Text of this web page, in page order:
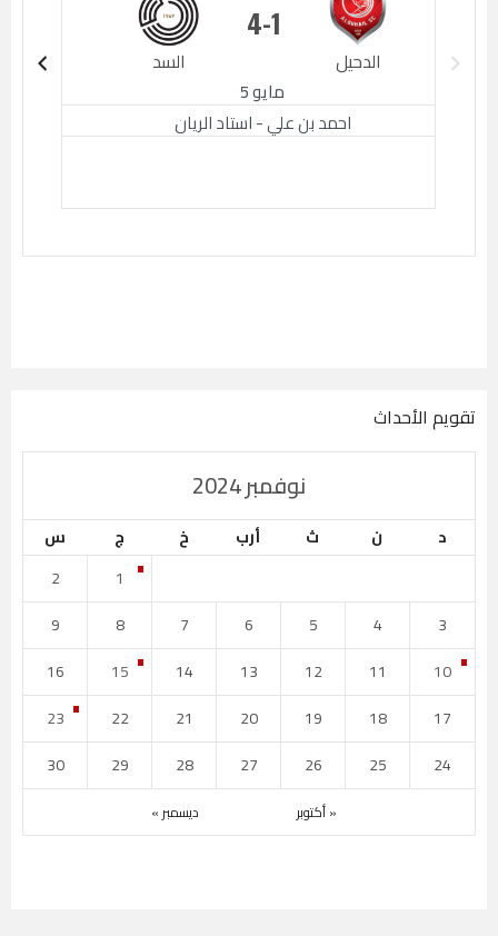
الدحيل
1
السد
4
مايو 5
احمد بن علي - استاد الريان
تقويم الأحداث
نوفمبر 2024
د ن ث أرب خ ج س
« أكتوبر ديسمبر »
1
2
3
4
5
6
7
8
9
10
11
12
13
14
15
16
17
18
19
20
21
22
23
24
25
26
27
28
29
30